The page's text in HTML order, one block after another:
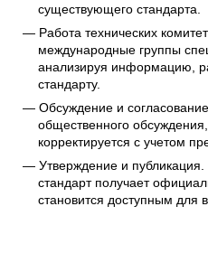
существующего стандарта.
Работа технических
международные группы
анализируя информацию,
стандарту.
Обсуждение и
общественного
корректируется с учетом
Утверждение и
стандарт получает
становится доступным для